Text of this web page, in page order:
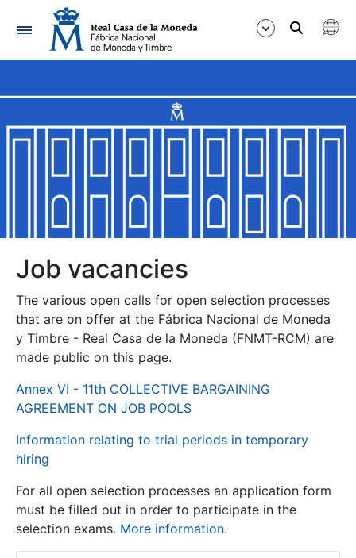
Navigation
Show/Hide
Show/Hide
Show/Hide
Show/Hide
Show/Hide
Job vacancies
The various open calls for open selection processes
that are on offer at the Fábrica Nacional de Moneda
y Timbre - Real Casa de la Moneda (FNMT-RCM) are
made public on this page.
Annex VI - 11th COLLECTIVE BARGAINING
AGREEMENT ON JOB POOLS
Information relating to trial periods in temporary
hiring
For all open selection processes an application form
must be filled out in order to participate in the
selection exams. More information.